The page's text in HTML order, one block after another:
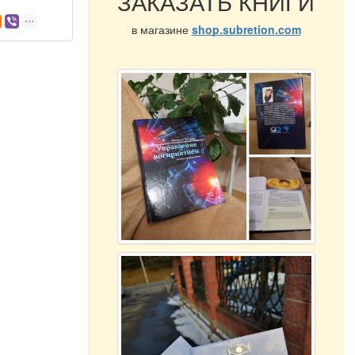
в магазине shop.subretion.com